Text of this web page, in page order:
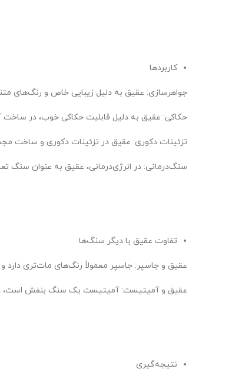
کاربردها
جواهرسازی: عقیق به دلیل زیبایی خاص و رنگ‌های
حکاکی: عقیق به دلیل قابلیت حکاکی خوب، در ساخت
تزئینات دکوری: عقیق در تزئینات دکوری و ساخت
سنگ‌درمانی: در انرژی‌درمانی، عقیق به عنوان سنگ
تفاوت عقیق با دیگر سنگ‌ها
عقیق و جاسپر: جاسپر معمولاً رنگ‌های مات‌تری
عقیق و آمیتیست: آمیتیست یک سنگ بنفش است، در
نتیجه‌گیری